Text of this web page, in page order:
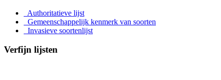
Authoritatieve lijst
Gemeenschappelijk kenmerk van soorten
Invasieve soortenlijst
Verfijn lijsten